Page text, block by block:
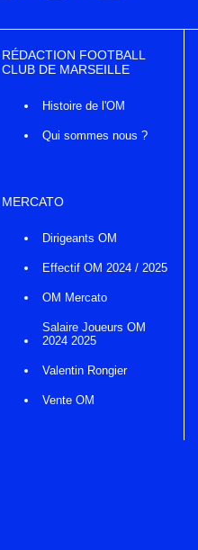
RÉDACTION FOOTBALL
CLUB DE MARSEILLE
Histoire de l'OM
Qui sommes nous ?
MERCATO
Dirigeants OM
Effectif OM 2024 / 2025
OM Mercato
Salaire Joueurs OM
2024 2025
Valentin Rongier
Vente OM